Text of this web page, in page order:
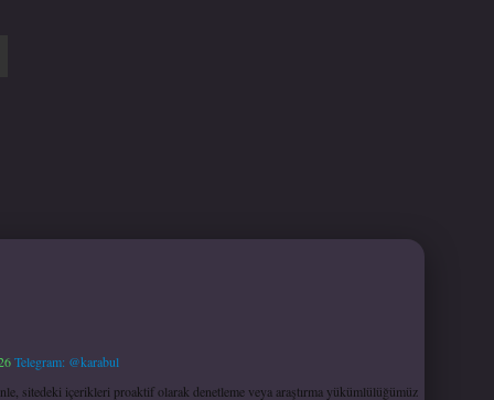
Telegram: @karabul
sitedeki içerikleri proaktif olarak denetleme veya araştırma yükümlülüğümüz